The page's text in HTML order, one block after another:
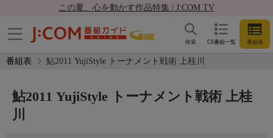
この夏、心を動かす作品特集 | J:COM TV
CS番組一覧 番組表
検索
番組表 鮎2011 YujiStyle トーナメント戦術 上桂川
鮎2011 YujiStyle トーナメント戦術 上桂
川